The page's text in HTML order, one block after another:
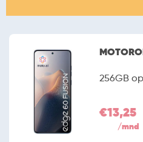
256GB
€13,25
/mnd